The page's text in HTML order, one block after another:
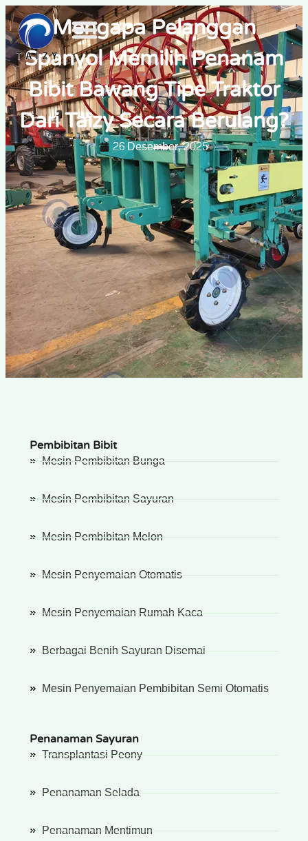
Mengapa Pelanggan
Spanyol Memilih Penanam
Bibit Bawang Tipe Traktor
Dari Taizy Secara Berulang?
26 Desember, 2025
Pembibitan Bibit
Mesin Pembibitan Bunga
Mesin Pembibitan Sayuran
Mesin Pembibitan Melon
Mesin Penyemaian Otomatis
Mesin Penyemaian Rumah Kaca
Berbagai Benih Sayuran Disemai
Mesin Penyemaian Pembibitan Semi Otomatis
Penanaman Sayuran
Transplantasi Peony
Penanaman Selada
Penanaman Mentimun